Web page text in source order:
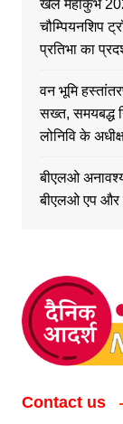
खेल महाकुंभ
चौम्पियनशिप
प्रतिभा का
वन भूमि
सख्त, समयबद्ध
लोनिवि के
बीएलओ
बीएलओ एप
Contact us